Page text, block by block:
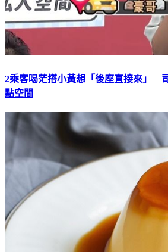
2乘客喝茫搭小黃想「後座直接來」
點空間